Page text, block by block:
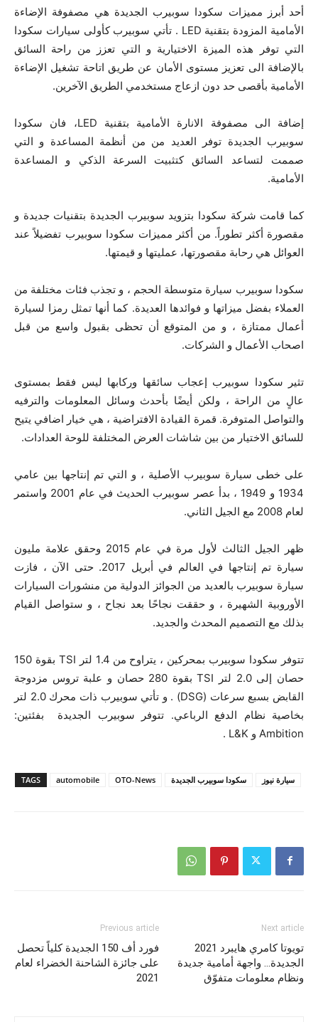
أحد أبرز مميزات سكودا سوبيرب الجديدة هي مصفوفة الإضاءة
الأمامية المزودة بتقنية LED . تأتي سوبيرب كأولى سيارات سكودا
التي توفر هذه الميزة الاختيارية و التي تعزز من راحة السائق
بالإضافة الى تعزيز مستوى الأمان عن طريق اتاحة تشغيل الإضاءة
الأمامية بأقصى حد دون ازعاج مستخدمي الطريق الآخرين.
إضافة الى مصفوفة الانارة الأمامية بتقنية LED، فان سكودا
سوبيرب الجديدة توفر العديد من من أنظمة المساعدة و التي
صممت لتساعد السائق كتثبيت السرعة الذكي و المساعدة
الأمامية.
كما قامت شركة سكودا بتزويد سوبيرب الجديدة بتقنيات جديدة و
مقصورة أكثر تطوراً. من أكثر مميزات سكودا سوبيرب تفضيلاً عند
العوائل هي رحابة مقصورتها، عمليتها و قيمتها.
سكودا سوبيرب سيارة متوسطة الحجم ، و تجذب فئات مختلفة من
العملاء بفضل ميزاتها و فوائدها العديدة. كما أنها تمثل رمزا لسيارة
أعمال ممتازة ، و من المتوقع أن تحظى بقبول واسع من قبل
اصحاب الأعمال و الشركات.
تثير سكودا سوبيرب إعجاب سائقها وركابها ليس فقط بمستوى
عالٍ من الراحة ، ولكن أيضًا بأحدث وسائل المعلومات والترفيه
والتواصل المتوفرة. قمرة القيادة الافتراضية ، هي خيار اضافي يتيح
للسائق الاختيار من بين شاشات العرض المختلفة للوحة العدادات.
على خطى سيارة سوبيرب الأصلية ، و التي تم إنتاجها بين عامي
1934 و 1949 ، بدأ عصر سوبيرب الحديث في عام 2001 واستمر
لعام 2008 مع الجيل الثاني.
ظهر الجيل الثالث لأول مرة في عام 2015 وحقق علامة مليون
سيارة تم إنتاجها في العالم في أبريل 2017. حتى الآن ، فازت
سيارة سوبيرب بالعديد من الجوائز الدولية من منشورات السيارات
الأوروبية الشهيرة ، و حققت نجاحًا بعد نجاح ، و ستواصل القيام
بذلك مع التصميم المحدث والجديد.
تتوفر سكودا سوبيرب بمحركين ، يتراوح من 1.4 لتر TSI بقوة 150
حصان إلى 2.0 لتر TSI بقوة 280 حصان و علبة تروس مزدوجة
القابض بسبع سرعات (DSG) . و تأتي سوبيرب ذات محرك 2.0 لتر
بخاصية نظام الدفع الرباعي. تتوفر سوبيرب الجديدة بفئتين:
Ambition و L&K .
TAGS automobile OTO-News سكودا سوبيرب الجديدة سيارة نيوز
Previous article
فورد أف 150 الجديدة كلياً تحصل
على جائزة الشاحنة الخضراء لعام
2021
Next article
تويوتا كامري هايبرد 2021
الجديدة… واجهة أمامية جديدة
ونظام معلومات متفوّق